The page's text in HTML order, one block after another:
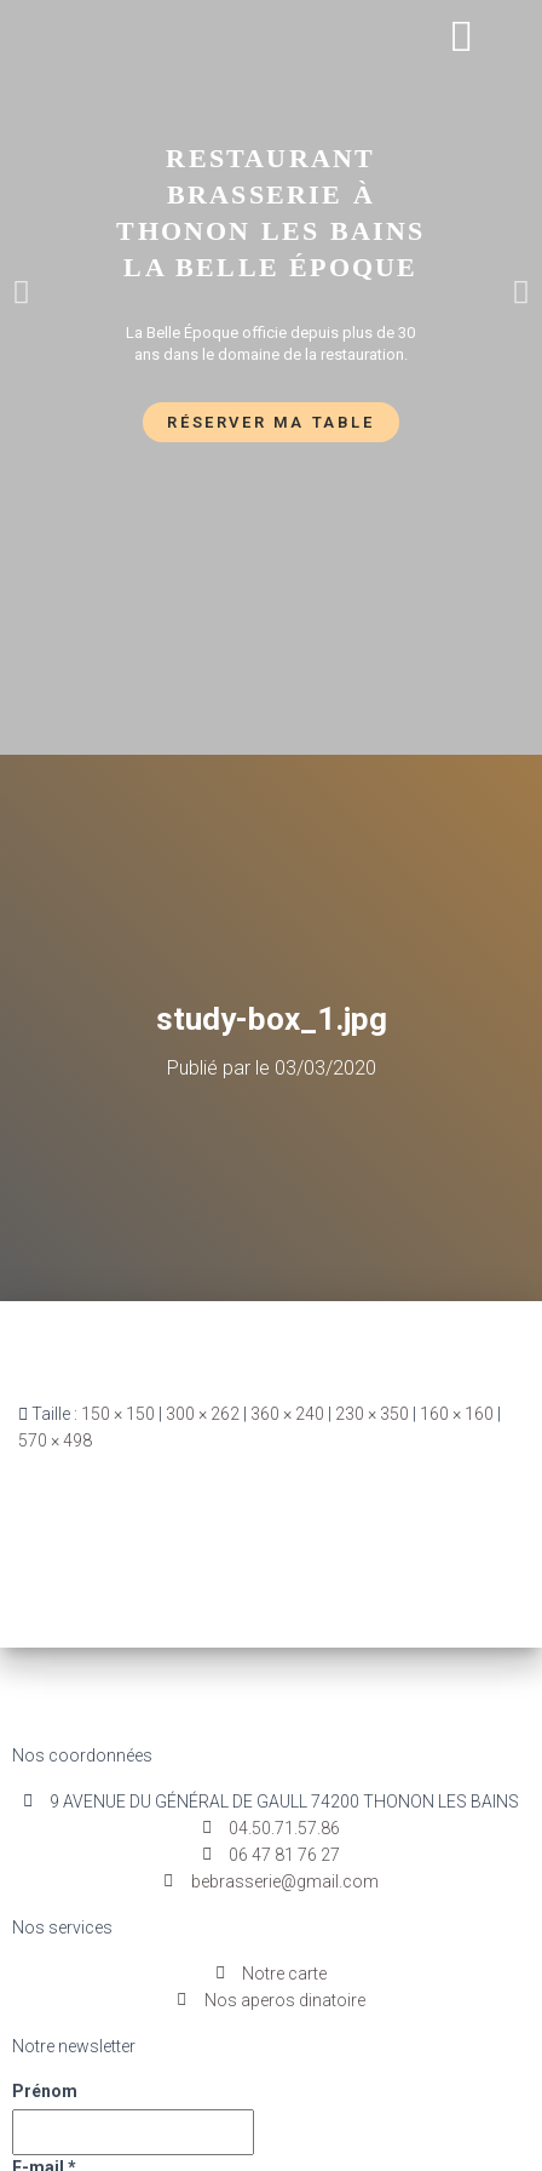
RESTAURANT
BRASSERIE À
THONON LES BAINS
LA BELLE ÉPOQUE
La Belle Époque officie depuis plus de 30
ans dans le domaine de la restauration.
RÉSERVER MA TABLE
study-box_1.jpg
Publié par le 03/03/2020
Taille : 150 × 150 300 × 262 360 × 240 230 × 350 160 × 160
570 × 498
Nos coordonnées
9 AVENUE DU GÉNÉRAL DE GAULL 74200 THONON LES BAINS
04.50.71.57.86
06 47 81 76 27
bebrasserie@gmail.com
Nos services
Notre carte
Nos aperos dinatoire
Notre newsletter
Prénom